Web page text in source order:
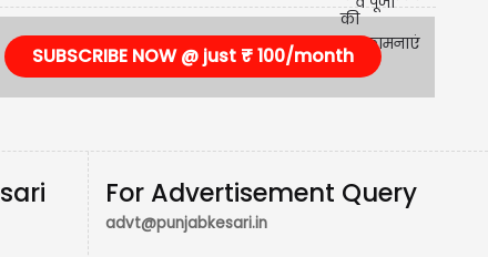
SUBSCRIBE NOW @ just ₹ 100/month
For Advertisement Query
advt@punjabkesari.in